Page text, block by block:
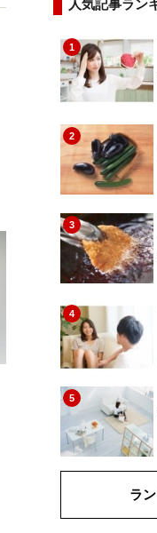
人気記事ラン
1
2
3
4
5
ラ